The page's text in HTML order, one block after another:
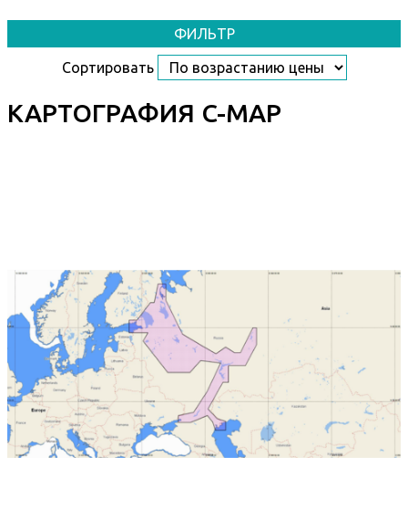
ФИЛЬТР
Сортировать
КАРТОГРАФИЯ C-MAP